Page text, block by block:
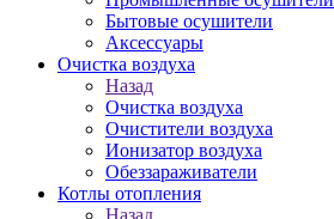
Бытовые осушители
Аксессуары
Очистка воздуха
Назад
Очистка воздуха
Очистители воздуха
Ионизатор воздуха
Обеззараживатели
Котлы отопления
Назад